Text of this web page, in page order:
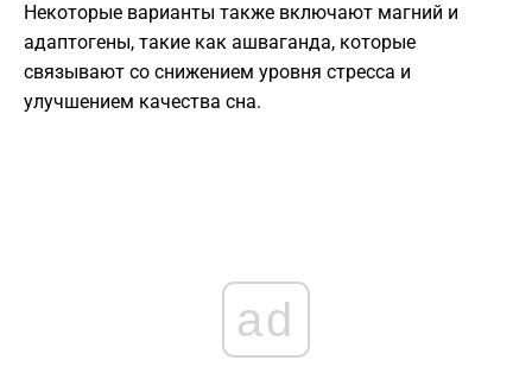
Некоторые варианты также включают магний и
адаптогены, такие как ашваганда, которые
связывают со снижением уровня стресса и
улучшением качества сна.
ad